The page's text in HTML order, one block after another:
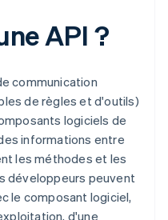
API ?
communication
de règles et d'outils)
logiciels de
informations entre
les méthodes et les
développeurs peuvent
le composant logiciel,
d'une